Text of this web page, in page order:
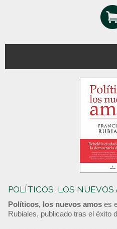
POLÍTICOS, LOS NUEVOS
Políticos, los nuevos amos es
Rubiales, publicado tras el éxito